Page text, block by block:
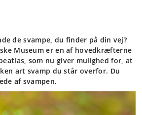
de svampe, du finder på din vej?
Museum er en af hovedkræfterne
som nu giver mulighed for, at
art svamp du står overfor. Du
af svampen.